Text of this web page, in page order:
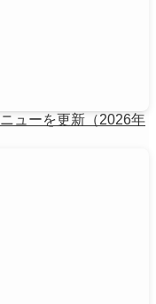
ューを更新（2026年